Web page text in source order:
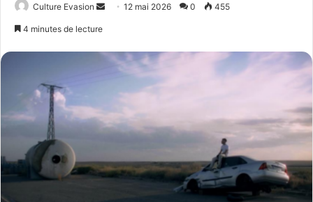
Culture Evasion
o
u
o
12 mai 2026 0 455
4 minutes de lecture